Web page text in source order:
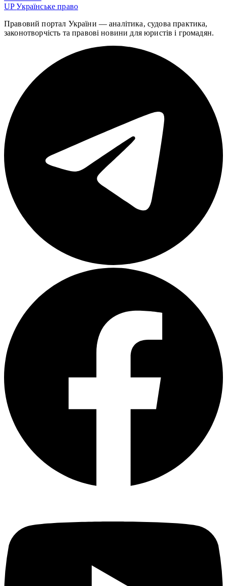
UPУкраїнське право
Правовий портал України — аналітика, судова практика,
законотворчість та правові новини для юристів і громадян.